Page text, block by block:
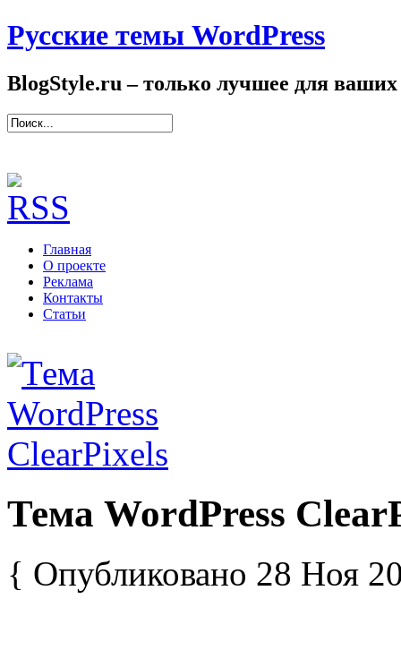
Русские темы WordPress
BlogStyle.ru – только лучшее для ваших
Главная
О проекте
Реклама
Контакты
Статьи
Тема WordPress
{ Опубликовано 28 Ноя